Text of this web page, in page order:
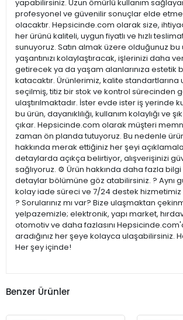
yapabilirsiniz. Uzun ömürlü kullanım
profesyonel ve güvenilir sonuçlar elde
olacaktır. Hepsicinde.com olarak size,
her ürünü kaliteli, uygun fiyatlı ve hızlı
sunuyoruz. Satın almak üzere olduğunuz bu
yaşantınızı kolaylaştıracak, işlerinizi daha
getirecek ya da yaşam alanlarınıza estetik
katacaktır. Ürünlerimiz, kalite standartlarına
seçilmiş, titiz bir stok ve kontrol sürecinden
ulaştırılmaktadır. İster evde ister iş yerinde
bu ürün, dayanıklılığı, kullanım kolaylığı ve
çıkar. Hepsicinde.com olarak müşteri
zaman ön planda tutuyoruz. Bu nedenle
hakkında merak ettiğiniz her şeyi
detaylarda açıkça belirtiyor, alışverişinizi
sağlıyoruz. ⚙️ Ürün hakkında daha fazla
detaylar bölümüne göz atabilirsiniz. ? Aynı
kolay iade süreci ve 7/24 destek hizmetimiz
? Sorularınız mı var? Bize ulaşmaktan
yelpazemizle; elektronik, yapı market,
otomotiv ve daha fazlasını
aradığınız her şeye kolayca ulaşabilirsiniz.
Her şey içinde!
Benzer Ürünler